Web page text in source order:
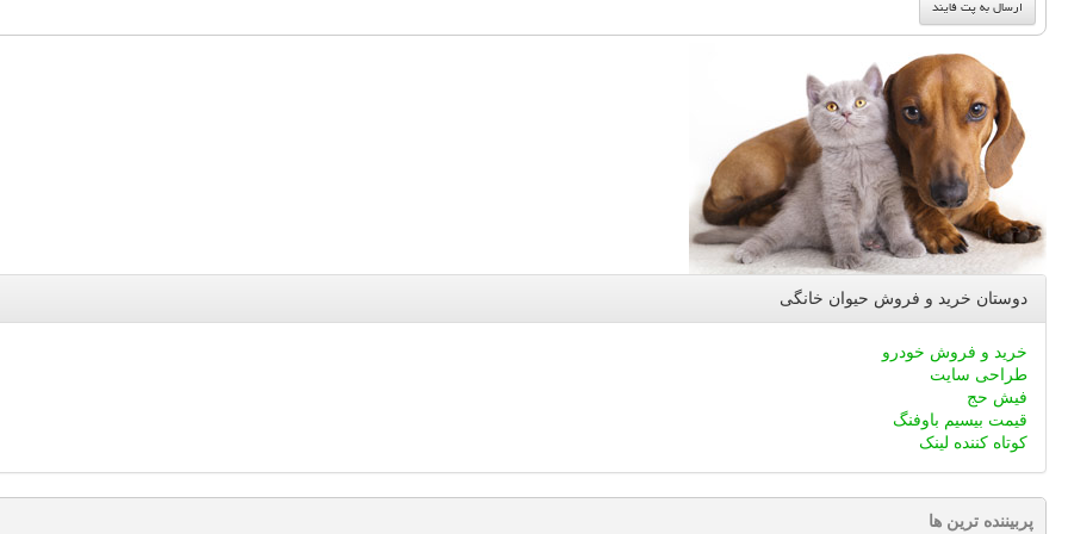
دوستان خرید و فروش حیوان خانگی
خرید و فروش خودرو
طراحی سایت
فیش حج
قیمت بیسیم باوفنگ
کوتاه کننده لینک
پربیننده ترین ها